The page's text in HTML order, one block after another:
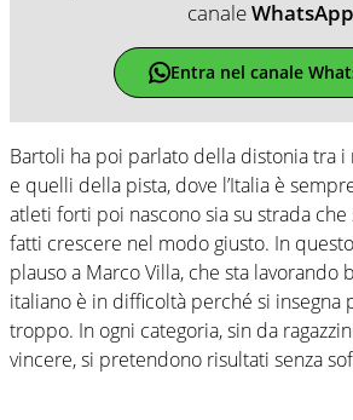
canaleWhatsApp
Entra nel canale
Bartoli ha poi parlato della distonia tra
e quelli della pista, dove l’Italia è
atleti forti poi nascono sia su strada che
fatti crescere nel modo giusto. In
plauso a Marco Villa, che sta lavorando
italiano è in difficoltà perché si insegna
troppo. In ogni categoria, sin da
vincere, si pretendono risultati senza